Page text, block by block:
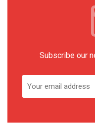
Subscribe our